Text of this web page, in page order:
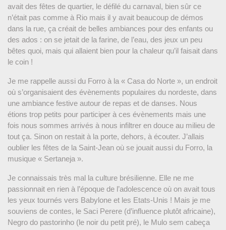
avait des fêtes de quartier, le défilé du carnaval, bien sûr ce
n’était pas comme à Rio mais il y avait beaucoup de démos
dans la rue, ça créait de belles ambiances pour des enfants ou
des ados : on se jetait de la farine, de l’eau, des jeux un peu
bêtes quoi, mais qui allaient bien pour la chaleur qu’il faisait dans
le coin !
Je me rappelle aussi du Forro à la « Casa do Norte », un endroit
où s’organisaient des évènements populaires du nordeste, dans
une ambiance festive autour de repas et de danses. Nous
étions trop petits pour participer à ces évènements mais une
fois nous sommes arrivés à nous infiltrer en douce au milieu de
tout ça. Sinon on restait à la porte, dehors, à écouter. J’allais
oublier les fêtes de la Saint-Jean où se jouait aussi du Forro, la
musique « Sertaneja ».
Je connaissais très mal la culture brésilienne. Elle ne me
passionnait en rien à l’époque de l’adolescence où on avait tous
les yeux tournés vers Babylone et les Etats-Unis ! Mais je me
souviens de contes, le Saci Perere (d’influence plutôt africaine),
Negro do pastorinho (le noir du petit pré), le Mulo sem cabeça